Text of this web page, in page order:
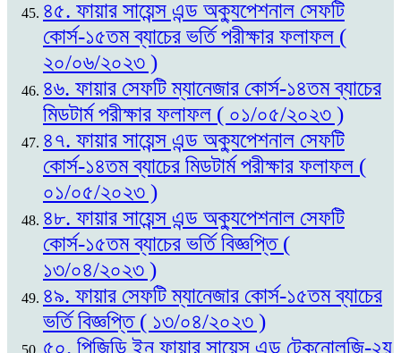
৪৫. ফায়ার সায়েন্স এন্ড অক্যুপেশনাল সেফটি
কোর্স-১৫তম ব্যাচের ভর্তি পরীক্ষার ফলাফল (
২০/০৬/২০২৩ )
৪৬. ফায়ার সেফটি ম্যানেজার কোর্স-১৪তম ব্যাচের
মিডটার্ম পরীক্ষার ফলাফল ( ০১/০৫/২০২৩ )
৪৭. ফায়ার সায়েন্স এন্ড অক্যুপেশনাল সেফটি
কোর্স-১৪তম ব্যাচের মিডটার্ম পরীক্ষার ফলাফল (
০১/০৫/২০২৩ )
৪৮. ফায়ার সায়েন্স এন্ড অক্যুপেশনাল সেফটি
কোর্স-১৫তম ব্যাচের ভর্তি বিজ্ঞপ্তি (
১৩/০৪/২০২৩ )
৪৯. ফায়ার সেফটি ম্যানেজার কোর্স-১৫তম ব্যাচের
ভর্তি বিজ্ঞপ্তি ( ১৩/০৪/২০২৩ )
৫০. পিজিডি ইন ফায়ার সায়েন্স এন্ড টেকনোলজি-২য়